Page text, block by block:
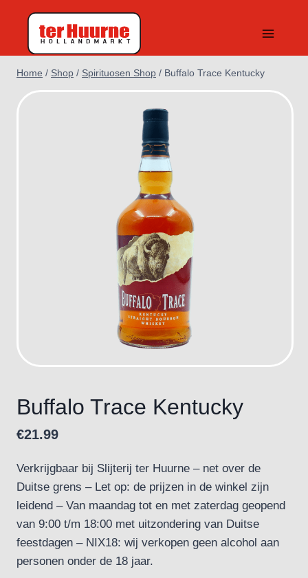
inhoud
Home / Shop / Spirituosen Shop / Buffalo Trace Kentucky
Buffalo Trace Kentucky
€21.99
Verkrijgbaar bij Slijterij ter Huurne – net over de
Duitse grens – Let op: de prijzen in de winkel zijn
leidend – Van maandag tot en met zaterdag geopend
van 9:00 t/m 18:00 met uitzondering van Duitse
feestdagen – NIX18: wij verkopen geen alcohol aan
personen onder de 18 jaar.